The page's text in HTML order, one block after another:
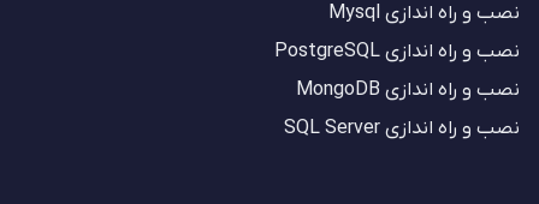
نصب و راه اندازی Mysql
نصب و راه اندازی PostgreSQL
نصب و راه اندازی MongoDB
نصب و راه اندازی SQL Server